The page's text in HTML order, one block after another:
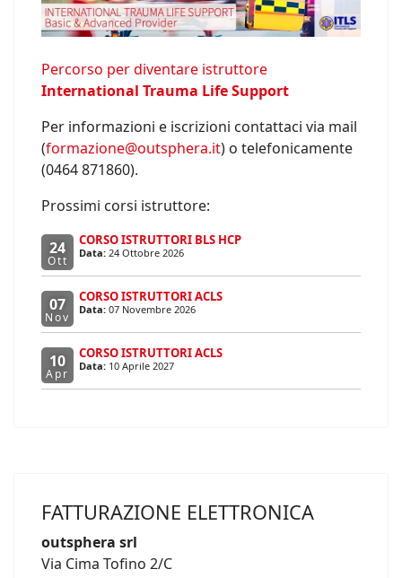
Percorso per diventare istruttore
International Trauma Life Support
Per informazioni e iscrizioni contattaci via mail
(formazione@outsphera.it) o telefonicamente
(0464 871860).
Prossimi corsi istruttore:
24
Ott
CORSO ISTRUTTORI BLS HCP
Data: 24 Ottobre 2026
07
Nov
CORSO ISTRUTTORI ACLS
Data: 07 Novembre 2026
10
Apr
CORSO ISTRUTTORI ACLS
Data: 10 Aprile 2027
FATTURAZIONE ELETTRONICA
outsphera srl
Via Cima Tofino 2/C